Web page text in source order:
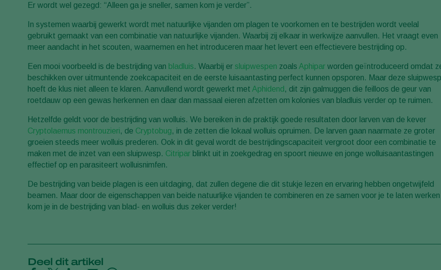
Er wordt wel gezegd: “Alleen ga je sneller, samen kom je verder”.
In systemen waarbij gewerkt wordt met natuurlijke vijanden om plagen te voorkomen en te bestrijden wordt veelal
gebruikt gemaakt van een combinatie van natuurlijke vijanden. Waarbij zij elkaar in werkwijze aanvullen. Het vraagt even
meer aandacht in het scouten, waarnemen en het introduceren maar het levert een effectievere bestrijding op.
Een mooi voorbeeld is de bestrijding van bladluis. Waarbij er sluipwespen zoals Aphipar worden geïntroduceerd omdat
beschikken over uitmuntende zoekcapaciteit en de eerste luisaantasting perfect kunnen opsporen. Maar deze sluipwesp
hoeft de klus niet alleen te klaren. Aanvullend wordt gewerkt met Aphidend , dit zijn galmuggen die feilloos de geur van
roetdauw op een gewas herkennen en daar dan massaal eieren afzetten om kolonies van bladluis verder op te ruimen.
Hetzelfde geldt voor de bestrijding van wolluis. We bereiken in de praktijk goede resultaten door larven van de kever
Cryptolaemus montrouzieri, de Cryptobug, in de zetten die lokaal wolluis opruimen. De larven gaan naarmate ze groter
groeien steeds meer wolluis prederen. Ook in dit geval wordt de bestrijdingscapaciteit vergroot door een combinatie te
maken met de inzet van een sluipwesp. Citripar blinkt uit in zoekgedrag en spoort nieuwe en jonge wolluisaantastingen
effectief op en parasiteert wolluisnimfen.
De bestrijding van beide plagen is een uitdaging, dat zullen degene die dit stukje lezen en ervaring hebben ongetwijfeld
beamen. Maar door de eigenschappen van beide natuurlijke vijanden te combineren en ze samen voor je te laten werken
kom je in de bestrijding van blad- en wolluis dus zeker verder!
Deel dit artikel